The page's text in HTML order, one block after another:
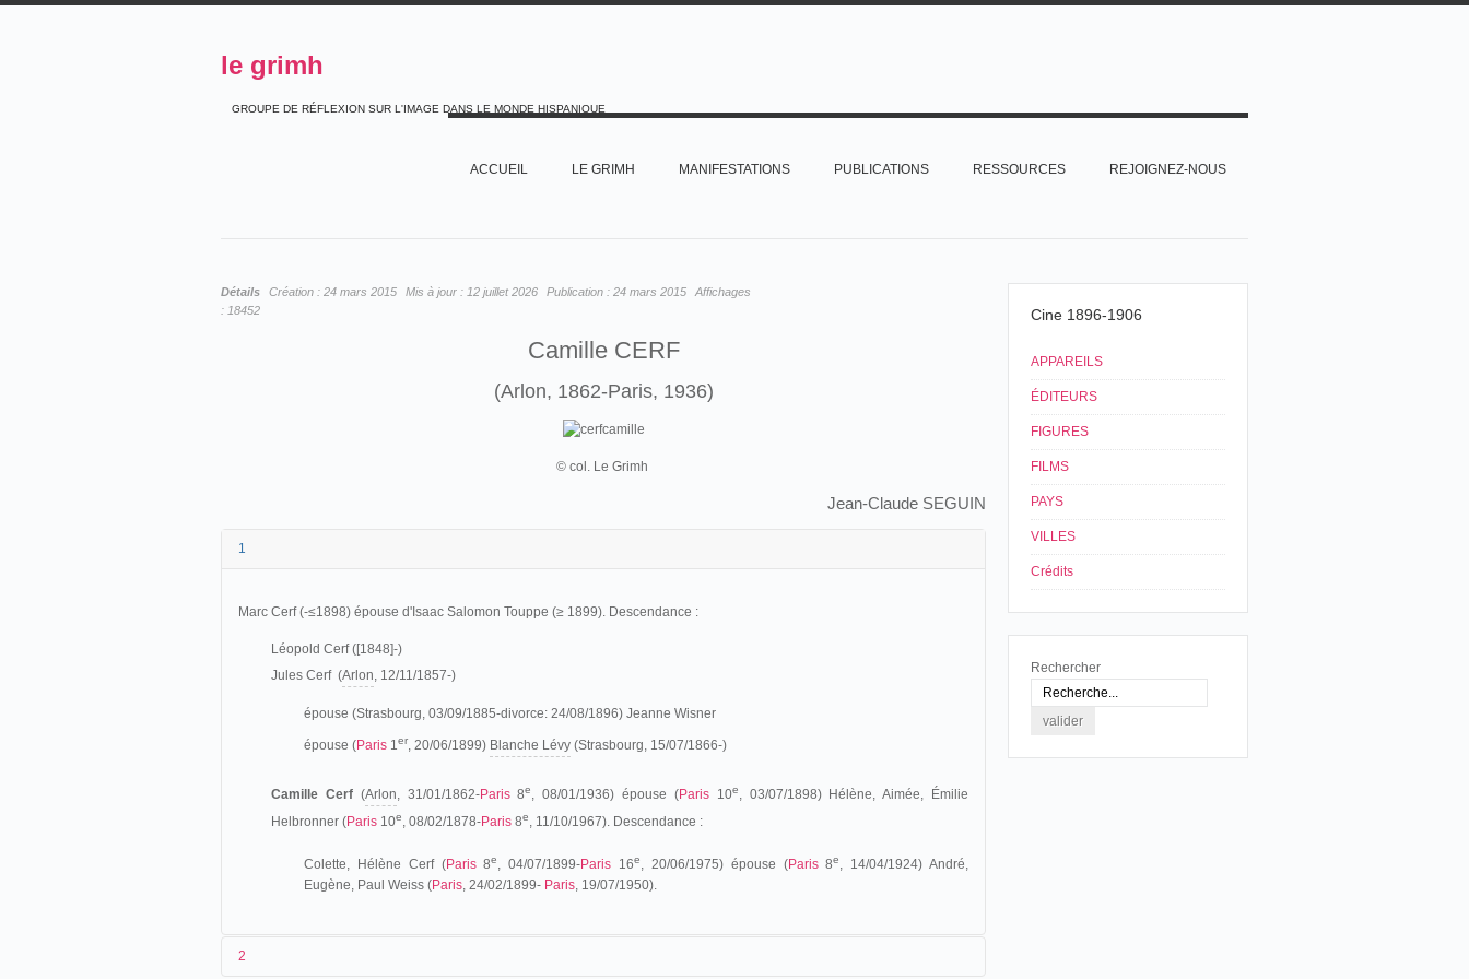
le grimh
GROUPE DE RÉFLEXION SUR L'IMAGE DANS LE MONDE HISPANIQUE
ACCUEIL LE GRIMH MANIFESTATIONS PUBLICATIONS RESSOURCES REJOIGNEZ-NOUS
Détails Création : 24 mars 2015 Mis à jour : 12 juillet 2026 Publication : 24 mars 2015
Affichages
: 18452
Camille CERF
(Arlon, 1862-Paris, 1936)
© col. Le Grimh
Jean-Claude SEGUIN
1
Marc Cerf(-≤1898) épouse d'Isaac Salomon Touppe (≥ 1899). Descendance :
Léopold Cerf ([1848]-)
Jules Cerf (Arlon, 12/11/1857-)
épouse (Strasbourg, 03/09/1885-divorce: 24/08/1896) Jeanne Wisner
épouse (Paris 1er, 20/06/1899) Blanche Lévy (Strasbourg, 15/07/1866-)
Camille Cerf(Arlon, 31/01/1862-Paris8e, 08/01/1936)épouse (Paris10e, 03/07/1898) Hélène, Aimée, Émilie
Helbronner (Paris 10e, 08/02/1878-Paris 8e, 11/10/1967). Descendance :
Colette, Hélène Cerf (Paris8e, 04/07/1899-Paris 16e, 20/06/1975) épouse (Paris 8e, 14/04/1924) André,
Eugène, Paul Weiss (Paris, 24/02/1899- Paris, 19/07/1950).
2
Cine 1896-1906
APPAREILS
ÉDITEURS
FIGURES
FILMS
PAYS
VILLES
Crédits
Rechercher